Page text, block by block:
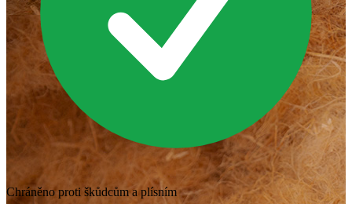
Chráněno proti škůdcům a plísním